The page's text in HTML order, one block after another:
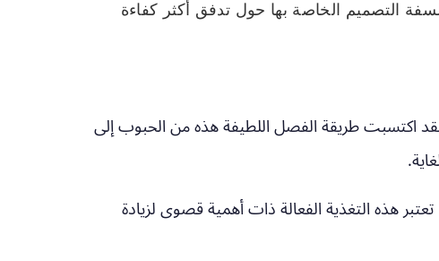
التصميم الخاصة بها حول تدفق أكثر كفاءة
لقد اكتسبت طريقة الفصل اللطيفة هذه من الحبوب إلى
تعتبر هذه التغذية الفعالة ذات أهمية قصوى لزيادة